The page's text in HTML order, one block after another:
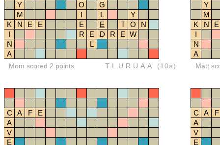
Y
O
G
M
I L
Y
K
N E E E E T O
N
I
R E D R E W
N
L
A
Mom scored 2 points TLURUAA (10a)
Y
M
K
N
E
I
N
A
Matt
C A F
E
A
V
E
C A
F
A
V
E